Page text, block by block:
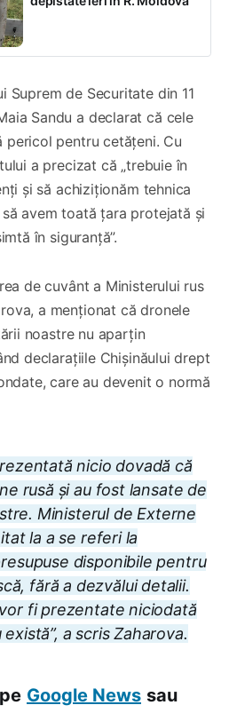
Suprem de Securitate din 11
Sandu a declarat că cele
pericol pentru cetățeni. Cu
a precizat că „trebuie în
și să achiziționăm tehnica
avem toată țara protejată și
în siguranță”.
de cuvânt a Ministerului rus
a menționat că dronele
noastre nu aparțin
declarațiile Chișinăului drept
care au devenit o normă
nicio dovadă că
rusă și au fost lansate de
Ministerul de Externe
la a se referi la
disponibile pentru
fără a dezvălui detalii.
fi prezentate niciodată
a scris Zaharova.
Google News sau